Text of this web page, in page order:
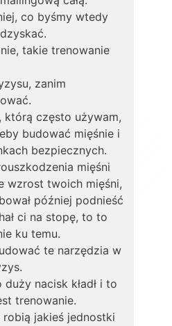
co byśmy wtedy
takie trenowanie
zanim
często używam,
budować mięśnie i
bezpiecznych.
mięśni
wzrost twoich mięśni,
później podnieść
ci na stopę, to to
ku temu.
te narzędzia w
nacisk kładł i to
trenowanie.
jakieś jednostki